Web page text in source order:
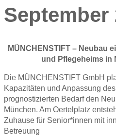
September
MÜNCHENSTIFT – Neubau
und Pflegeheims in
Die MÜNCHENSTIFT GmbH
Kapazitäten und Anpassung
prognostizierten Bedarf den
München. Am Oertelplatz
Zuhause für Senior*innen mit
Betreuung